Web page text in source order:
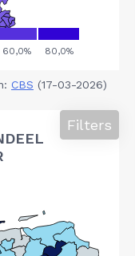
CBS (17-03-2026)
Filters